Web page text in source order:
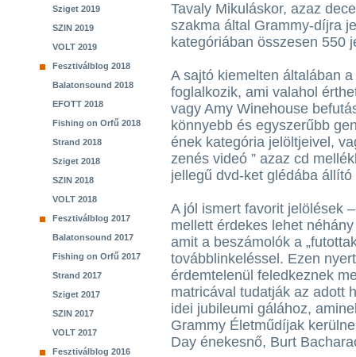
Sziget 2019
SZIN 2019
VOLT 2019
Fesztiválblog 2018
Balatonsound 2018
EFOTT 2018
Fishing on Orfű 2018
Strand 2018
Sziget 2018
SZIN 2018
VOLT 2018
Fesztiválblog 2017
Balatonsound 2017
Fishing on Orfű 2017
Strand 2017
Sziget 2017
SZIN 2017
VOLT 2017
Fesztiválblog 2016
Tavaly Mikuláskor, azaz
szakma által Grammy-díjra
kategóriában összesen 550
A sajtó kiemelten általában
foglalkozik, ami valahol
vagy Amy Winehouse
könnyebb és egyszerűbb
ének kategória jelöltjeivel,
zenés videó ” azaz cd
jellegű dvd-ket glédába
A jól ismert favorit jelölések
mellett érdekes lehet
amit a beszámolók a
továbblinkeléssel. Ezen
érdemtelenül feledkeznek
matricával tudatják az adott
idei jubileumi gálához,
Grammy Életműdíjak
Day énekesnő, Burt